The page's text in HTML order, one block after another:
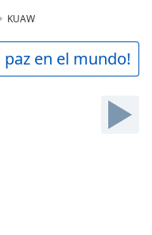
KUAW
paz en el mundo!